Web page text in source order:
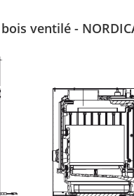
ventilé -